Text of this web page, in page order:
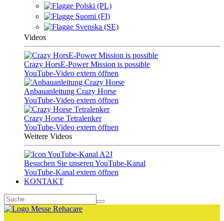
Polski (PL)
Suomi (FI)
Svenska (SE)
Videos
Crazy HorsE-Power Mission is possible
YouTube-Video extern öffnen
Anbauanleitung Crazy Horse
YouTube-Video extern öffnen
Crazy Horse Tetralenker
YouTube-Video extern öffnen
Weitere Videos
Besuchen Sie unseren YouTube-Kanal
YouTube-Kanal extern öffnen
KONTAKT